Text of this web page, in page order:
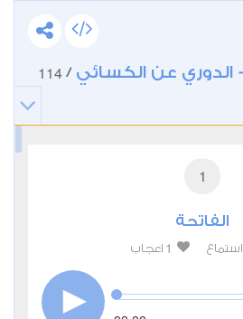
عن الكسائي /
114
1
الفاتحة
استماع 1 اعجاب